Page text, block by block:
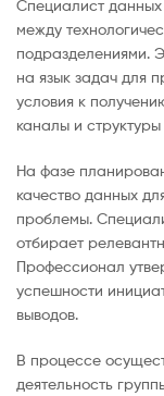
Специалист
между
подразделениями.
на язык задач для
условия к
каналы и
На фазе
качество данных
проблемы.
отбирает
Профессионал
успешности
выводов.
В процессе
деятельность